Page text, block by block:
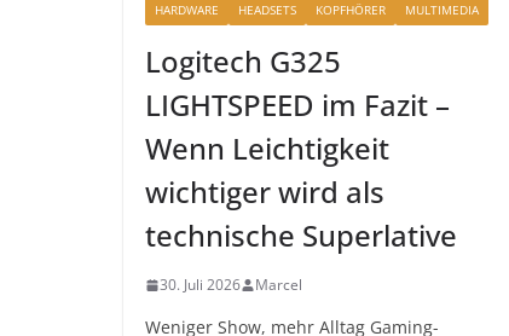
HARDWARE HEADSETS KOPFHÖRER MULTIMEDIA
Logitech G325
LIGHTSPEED im Fazit –
Wenn Leichtigkeit
wichtiger wird als
technische Superlative
30. Juli 2026 Marcel
Weniger Show, mehr Alltag Gaming-